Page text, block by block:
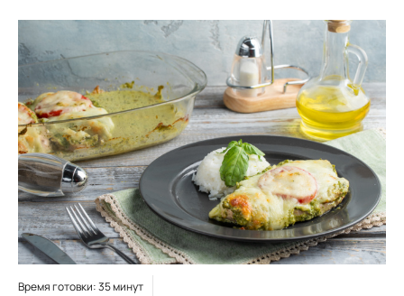
Время готовки: 35 минут